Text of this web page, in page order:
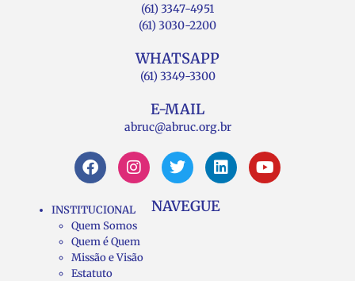
(61) 3347-4951
(61) 3030-2200
WHATSAPP
(61) 3349-3300
E-MAIL
abruc@abruc.org.br
NAVEGUE
INSTITUCIONAL
Quem Somos
Quem é Quem
Missão e Visão
Estatuto